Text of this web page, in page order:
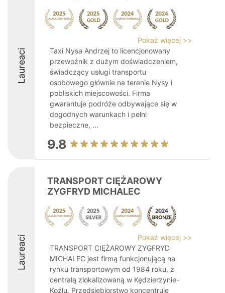
Laureaci
Pokaż więcej >>
Taxi Nysa Andrzej to licencjonowany
przewoźnik z dużym doświadczeniem,
świadczący usługi transportu
osobowego głównie na terenie Nysy i
pobliskich miejscowości. Firma
gwarantuje podróże odbywające się w
dogodnych warunkach i pełni
bezpieczne, ...
9.8
Laureaci
TRANSPORT CIĘŻAROWY
ZYGFRYD MICHALEC
Pokaż więcej >>
TRANSPORT CIĘŻAROWY ZYGFRYD
MICHALEC jest firmą funkcjonującą na
rynku transportowym od 1984 roku, z
centralą zlokalizowaną w Kędzierzynie-
Koźlu. Przedsiębiorstwo koncentruje